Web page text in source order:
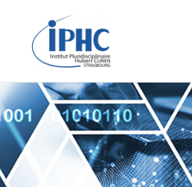
Institut
Curien – IPHC